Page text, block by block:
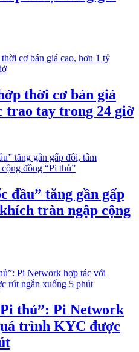
thời cơ bán giá
trao tay trong 24 giờ
đầu” tăng gần gấp
tràn ngập cộng
thủ”: Pi Network
trình KYC được